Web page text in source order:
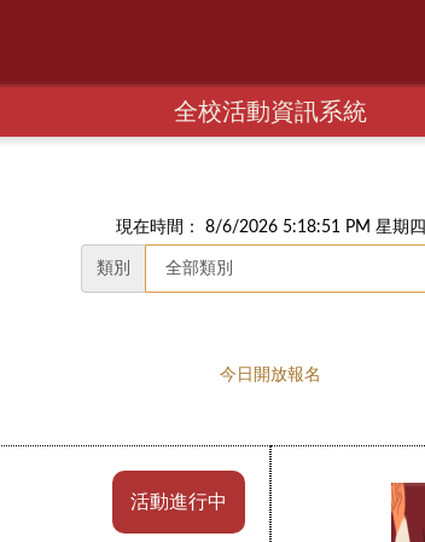
全校活動資訊系統
現在時間： 8/6/2026 5:18:52 PM 星期四
類別
今日開放報名
活動進行中